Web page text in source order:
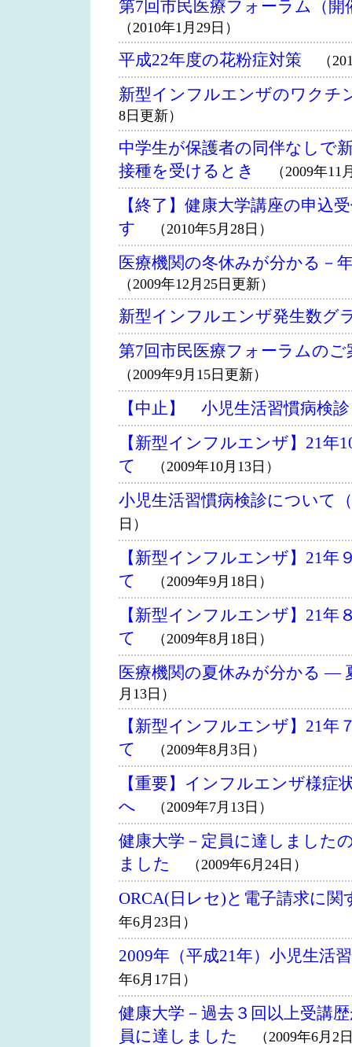
第7回市民医療フォーラム（開
（2010年1月29日）
平成22年度の花粉症対策 （
新型インフルエンザのワクチ
8日更新）
中学生が保護者の同伴なしで
接種を受けるとき
（2009年11
【終了】健康大学講座の申込
す
（2010年5月28日）
医療機関の冬休みが分かる－
（2009年12月25日更新）
新型インフルエンザ発生数グ
第7回市民医療フォーラムのご
（2009年9月15日更新）
【中止】 小児生活習慣病検診
【新型インフルエンザ】21年
て
（2009年10月13日）
小児生活習慣病検診について
日）
【新型インフルエンザ】21年
て
（2009年9月18日）
【新型インフルエンザ】21年
て
（2009年8月18日）
医療機関の夏休みが分かる ―
月13日）
【新型インフルエンザ】21年
て
（2009年8月3日）
【重要】インフルエンザ様症
へ
（2009年7月13日）
健康大学－定員に達しました
ました
（2009年6月24日）
ORCA(日レセ)と電子請求に
年6月23日）
2009年（平成21年）小児生活
年6月17日）
健康大学－過去３回以上受講
員に達しました
（2009年6月2